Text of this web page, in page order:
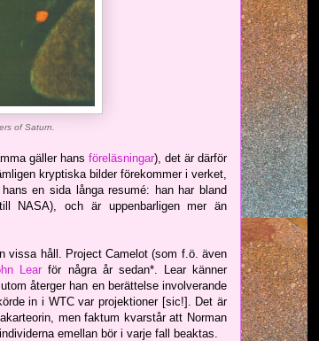
of Saturn.
gäller hans föreläsningar), det är därför
kryptiska bilder förekommer i verket,
en sida långa resumé: han har bland
NASA), och är uppenbarligen mer än
vissa håll. Project Camelot (som f.ö. även
Lear för några år sedan*. Lear känner
återger han en berättelse involverande
in i WTC var projektioner [sic!]. Det är
men faktum kvarstår att Norman
emellan bör i varje fall beaktas.